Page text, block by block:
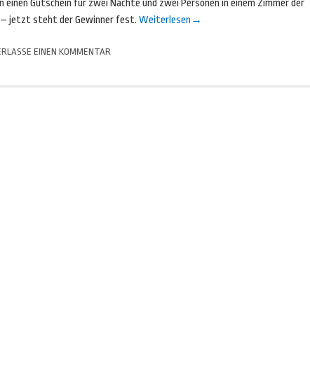
Gutschein für zwei Nächte und zwei Personen in einem Zimmer der
– jetzt steht der Gewinner fest. Weiterlesen →
EINEN KOMMENTAR